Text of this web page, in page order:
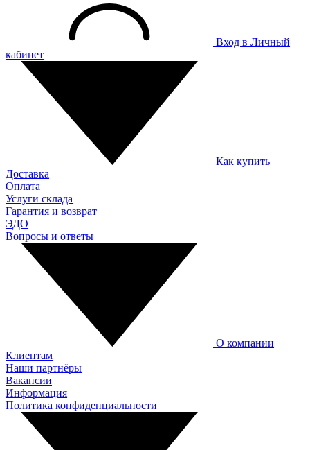
Вход в Личный
кабинет
Как купить
Доставка
Оплата
Услуги склада
Гарантия и возврат
ЭДО
Вопросы и ответы
О компании
Клиентам
Наши партнёры
Вакансии
Информация
Политика конфиденциальности